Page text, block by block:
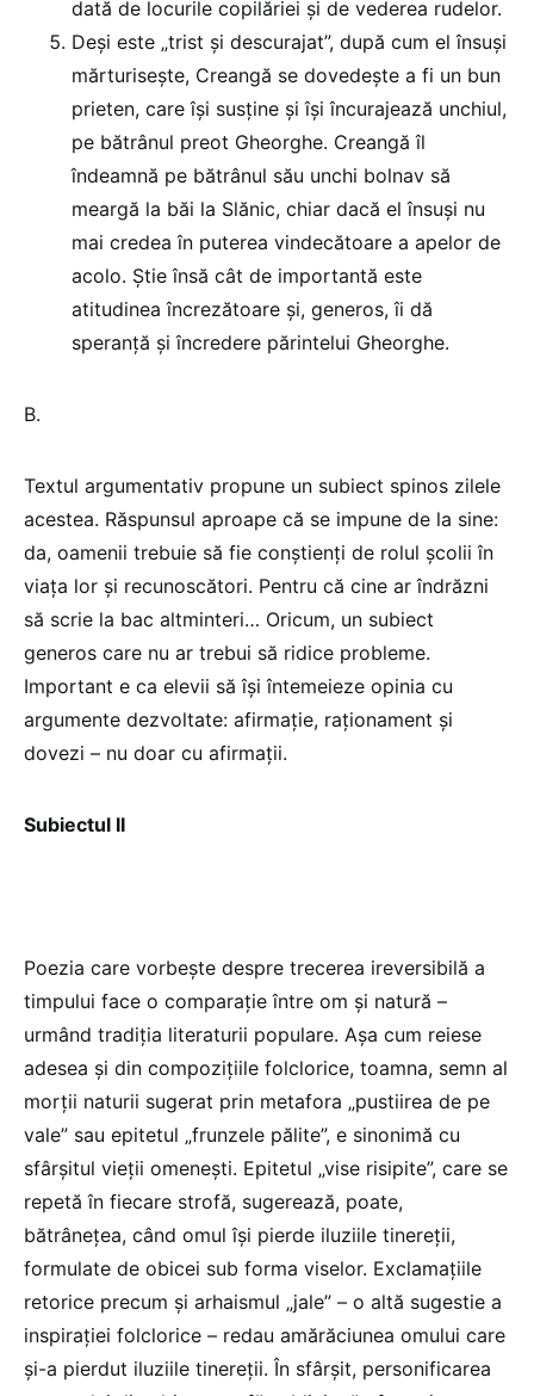
dată de locurile copilăriei și de vederea rudelor.
Deși este „trist și descurajat”, după cum el însuși
mărturisește, Creangă se dovedește a fi un bun
prieten, care își susține și își încurajează unchiul,
pe bătrânul preot Gheorghe. Creangă îl
îndeamnă pe bătrânul său unchi bolnav să
meargă la băi la Slănic, chiar dacă el însuși nu
mai credea în puterea vindecătoare a apelor de
acolo. Știe însă cât de importantă este
atitudinea încrezătoare și, generos, îi dă
speranță și încredere părintelui Gheorghe.
B.
Textul argumentativ propune un subiect spinos zilele
acestea. Răspunsul aproape că se impune de la sine:
da, oamenii trebuie să fie conștienți de rolul școlii în
viața lor și recunoscători. Pentru că cine ar îndrăzni
să scrie la bac altminteri… Oricum, un subiect
generos care nu ar trebui să ridice probleme.
Important e ca elevii să își întemeieze opinia cu
argumente dezvoltate: afirmație, raționament și
dovezi – nu doar cu afirmații.
Subiectul II
Poezia care vorbește despre trecerea ireversibilă a
timpului face o comparație între om și natură –
urmând tradiția literaturii populare. Așa cum reiese
adesea și din compozițiile folclorice, toamna, semn al
morții naturii sugerat prin metafora „pustiirea de pe
vale” sau epitetul „frunzele pălite”, e sinonimă cu
sfârșitul vieții omenești. Epitetul „vise risipite”, care se
repetă în fiecare strofă, sugerează, poate,
bătrânețea, când omul își pierde iluziile tinereții,
formulate de obicei sub forma viselor. Exclamațiile
retorice precum și arhaismul „jale” – o altă sugestie a
inspirației folclorice – redau amărăciunea omului care
și-a pierdut iluziile tinereții. În sfârșit, personificarea